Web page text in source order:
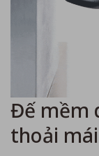
Đế mềm
thoải mái